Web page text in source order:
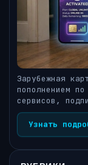
Зарубежная
пополнением
сервисов,
Узнать